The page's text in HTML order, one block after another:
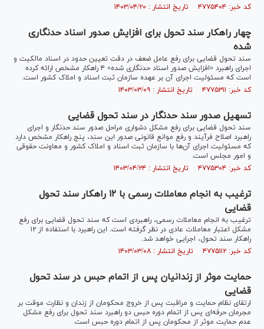
کد خبر: ۴۷۷۵۴۰۴ تاریخ انتشار : ۱۴۰۳/۰۴/۲۰
چهار راهکار سند تحول برای افزایش صدور اسناد حدنگاری
شده
سند تحول قضایی برای رفع عامل ضعف در دقت تعیین حدود در اسناد مالکیت و
اجرای راهبرد «افزایش صدور اسناد حدنگاری شده» ۴ راهکار مشخص ارائه کرده
است که مسئولیت اجرای آن بر عهده سازمان ثبت اسناد و املاک کشور است.
کد خبر: ۴۷۷۵۳۱۱ تاریخ انتشار : ۱۴۰۳/۰۳/۰۹
تسهیل صدور سند حدنگار در سند تحول قضایی
سند تحول قضایی برای رفع مشکل دشواری مراحل صدور سند حدنگار و اجرای
راهبرد اصلاح فرآیند و رفع موانع قانونی صدور این سند، پنج راهکار مشخص دارد
که مسئولیت اجرای آن‌ها با سازمان ثبت اسناد و املاک کشور و معاونت حقوقی
و امور مجلس است.
کد خبر: ۴۷۷۵۳۰۴ تاریخ انتشار : ۱۴۰۳/۰۴/۲۴
ترغیب به انجام معاملات رسمی با ۱۲ راهکار سند تحول
قضایی
ترغیب به انجام معاملات رسمی، راهبردی است که سند تحول قضایی برای رفع
مشکل اعتبار معاملات عادی در نظر گرفته است. این راهبرد با استفاده از ۱۲
راهکار سند تحول، اجرایی خواهد شد.
کد خبر: ۴۷۷۵۱۱۲ تاریخ انتشار : ۱۴۰۳/۰۳/۰۸
حمایت موثر از زندانیان پس از اتمام حبس در سند تحول
قضایی
ارتقای نظام حمایت و مراقبت پس از خروج محکومان از زندان و نظارت موقت بر
مجرمان حرفه‌ای پس از اتمام دوره حبس دو راهبرد سند تحول برای رفع مشکل
عدم حمایت موثر از محکومان پس از اتمام دوره حبس است.